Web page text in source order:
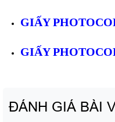
GIẤY
GIẤY
ĐÁNH GIÁ BÀI